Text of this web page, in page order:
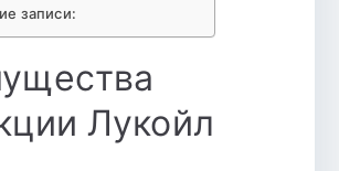
записи:
Лукойл